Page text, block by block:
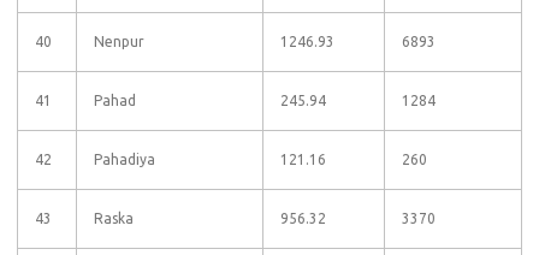
40 Nenpur 1246.93 6893
41 Pahad 245.94 1284
42 Pahadiya 121.16 260
43 Raska 956.32 3370